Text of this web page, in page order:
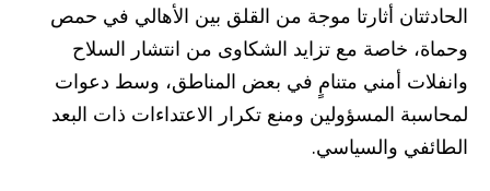
الحادثتان أثارتا موجة من القلق بين الأهالي في حمص
وحماة، خاصة مع تزايد الشكاوى من انتشار السلاح
وانفلات أمني متنامٍ في بعض المناطق، وسط دعوات
لمحاسبة المسؤولين ومنع تكرار الاعتداءات ذات البعد
الطائفي والسياسي.